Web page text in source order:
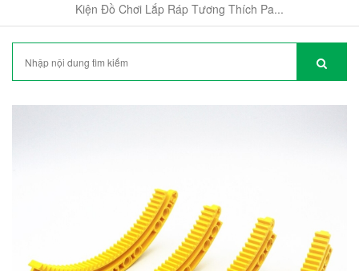
Kiện Đồ Chơi Lắp Ráp Tương Thích Pa...